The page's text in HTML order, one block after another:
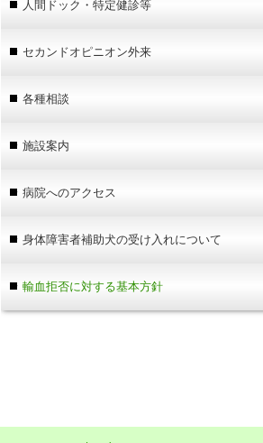
人間ドック・特定健診等
セカンドオピニオン外来
各種相談
施設案内
病院へのアクセス
身体障害者補助犬の受け入れについて
輸血拒否に対する基本方針